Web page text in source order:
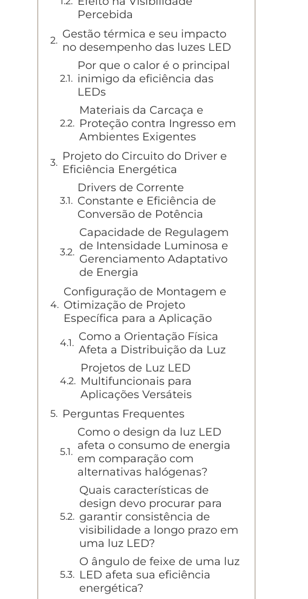
Percebida
Gestão térmica e seu impacto
no desempenho das luzes LED
Por que o calor é o principal
inimigo da eficiência das
LEDs
Materiais da Carcaça e
Proteção contra Ingresso em
Ambientes Exigentes
Projeto do Circuito do Driver e
Eficiência Energética
Drivers de Corrente
Constante e Eficiência de
Conversão de Potência
Capacidade de Regulagem
de Intensidade Luminosa e
Gerenciamento Adaptativo
de Energia
Configuração de Montagem e
Otimização de Projeto
Específica para a Aplicação
Como a Orientação Física
Afeta a Distribuição da Luz
Projetos de Luz LED
Multifuncionais para
Aplicações Versáteis
Perguntas Frequentes
Como o design da luz LED
afeta o consumo de energia
em comparação com
alternativas halógenas?
Quais características de
design devo procurar para
garantir consistência de
visibilidade a longo prazo em
uma luz LED?
O ângulo de feixe de uma luz
LED afeta sua eficiência
energética?